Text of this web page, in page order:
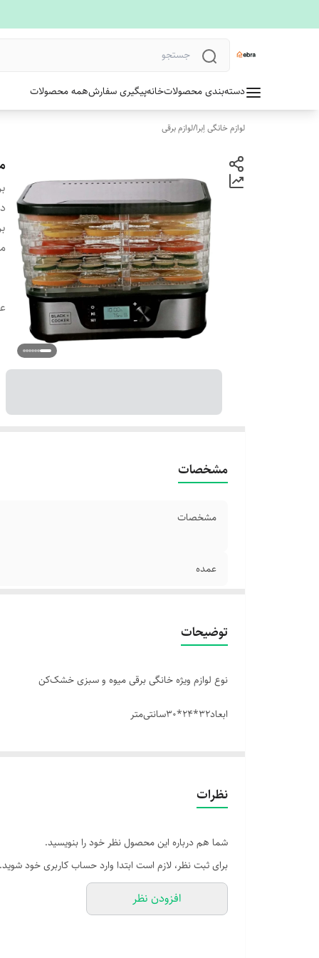
دسته‌بندی محصولاتخانهپیگیری سفارشهمه محصولات
لوازم خانگی اِبرا/لوازم برقی
مشخصات
مشخصات
عمده
توضیحات
نوع لوازم ویژه خانگی برقی میوه و سبزی خشک‌کن
ابعاد۳۲*۲۴*۳0سانتی‌متر
طول سیم 45 سانتی متر
توان 380 وات
جنس بدنه پلاستیک
نظرات
شما هم درباره این محصول نظر خود را بنویسید.
برای ثبت نظر، لازم است ابتدا وارد حساب کاربری خود شوید.
افزودن نظر